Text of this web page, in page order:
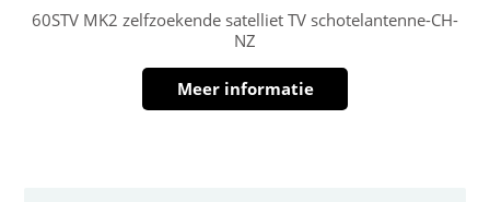
60STV MK2 zelfzoekende satelliet TV schotelantenne-CH-
NZ
Meer informatie